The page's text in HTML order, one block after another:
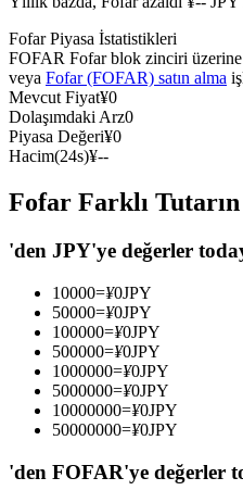
USDC Vadeli İşlemleri
En iyi traderlarla güçlerinizi
Fofar Piyasa İstatistikleri
FOFAR Fofar blok zinciri üzerine
veya Fofar (FOFAR) satın alma
Mevcut Fiyat¥0
Dolaşımdaki Arz0
Piyasa Değeri¥0
Hacim(24s)¥--
Fofar Farklı
'den JPY'ye değerler
10000=¥0JPY
50000=¥0JPY
100000=¥0JPY
500000=¥0JPY
1000000=¥0JPY
5000000=¥0JPY
10000000=¥0JPY
50000000=¥0JPY
'den FOFAR'ye değerler